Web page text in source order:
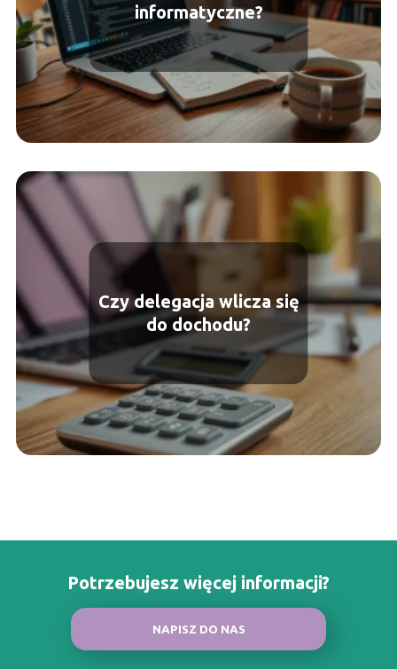
informatyczne?
Czy delegacja wlicza się
do dochodu?
Potrzebujesz więcej informacji?
NAPISZ DO NAS